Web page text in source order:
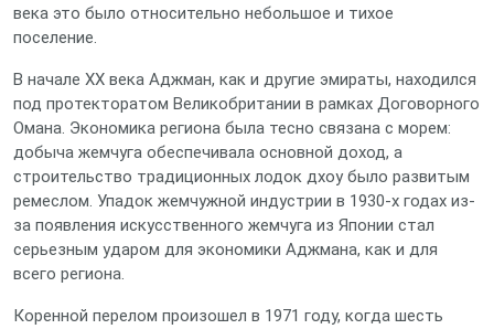
века это было относительно небольшое и тихое
поселение.
В начале XX века Аджман, как и другие эмираты, находился
под протекторатом Великобритании в рамках Договорного
Омана. Экономика региона была тесно связана с морем:
добыча жемчуга обеспечивала основной доход, а
строительство традиционных лодок дхоу было развитым
ремеслом. Упадок жемчужной индустрии в 1930-х годах из-
за появления искусственного жемчуга из Японии стал
серьезным ударом для экономики Аджмана, как и для
всего региона.
Коренной перелом произошел в 1971 году, когда шесть